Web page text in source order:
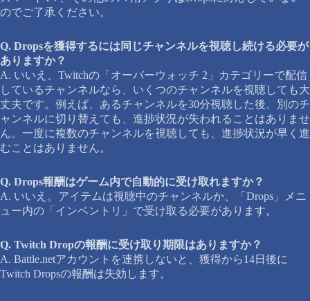
のでご了承ください。
Q. Dropsを獲得するには同じチャンネルを視聴し続ける必要が
ありますか？
A. いいえ、Twitchの「オーバーウォッチ 2」カテゴリーで配信
しているチャンネルなら、いくつのチャンネルを視聴しても大
丈夫です。例えば、あるチャンネルを30分視聴した後、別のチ
ャンネルに切り替えても、進捗状況が失われることはありませ
ん。一度に複数のチャンネルを視聴しても、進捗状況が早く進
むことはありません。
Q. Drops報酬はゲーム内で自動的に受け取れますか？
A. いいえ。アイテムは視聴中のチャンネルか、「Drops」メニ
ュー内の「インベントリ」で受け取る必要があります。
Q. Twitch Dropの報酬に受け取り期限はありますか？
A. Battle.netアカウントを連携しないと、獲得から14日後に
Twitch Dropsの報酬は失効します。